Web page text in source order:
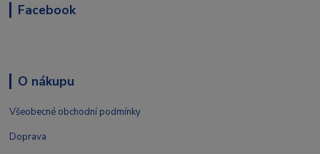
Facebook
O nákupu
Všeobecné obchodní podmínky
Doprava